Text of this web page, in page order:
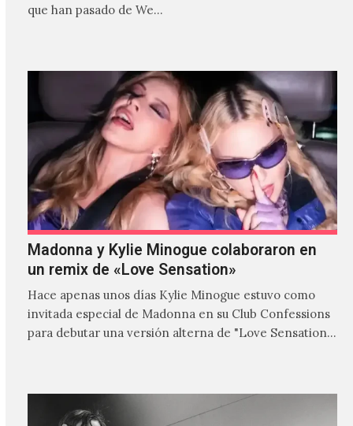
que han pasado de We…
Madonna y Kylie Minogue colaboraron en
un remix de «Love Sensation»
Hace apenas unos días Kylie Minogue estuvo como
invitada especial de Madonna en su Club Confessions
para debutar una versión alterna de "Love Sensation",